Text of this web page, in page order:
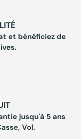
et bénéficiez de
jusqu'à 5 ans
Vol.